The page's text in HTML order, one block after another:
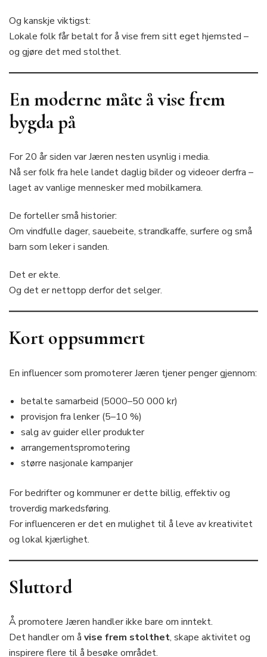
Og kanskje viktigst:
Lokale folk får betalt for å vise frem sitt eget hjemsted –
og gjøre det med stolthet.
En moderne måte å vise frem
bygda på
For 20 år siden var Jæren nesten usynlig i media.
Nå ser folk fra hele landet daglig bilder og videoer derfra –
laget av vanlige mennesker med mobilkamera.
De forteller små historier:
Om vindfulle dager, sauebeite, strandkaffe, surfere og små
barn som leker i sanden.
Det er ekte.
Og det er nettopp derfor det selger.
Kort oppsummert
En influencer som promoterer Jæren tjener penger gjennom:
betalte samarbeid (5000–50 000 kr)
provisjon fra lenker (5–10 %)
salg av guider eller produkter
arrangementspromotering
større nasjonale kampanjer
For bedrifter og kommuner er dette billig, effektiv og
troverdig markedsføring.
For influenceren er det en mulighet til å leve av kreativitet
og lokal kjærlighet.
Sluttord
Å promotere Jæren handler ikke bare om inntekt.
Det handler om å vise frem stolthet, skape aktivitet og
inspirere flere til å besøke området.